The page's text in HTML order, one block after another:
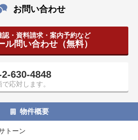
お問い合わせ
認・資料請求・案内予約など
ル問い合わせ（無料）
630-4848
で応対します。
物件概要
トーン